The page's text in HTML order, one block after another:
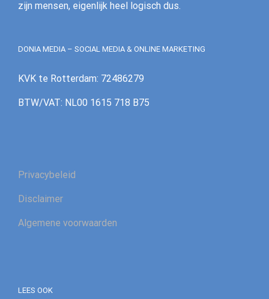
zijn mensen, eigenlijk heel logisch dus.
DONIA MEDIA – SOCIAL MEDIA & ONLINE MARKETING
KVK te Rotterdam: 72486279
BTW/VAT: NL00 1615 718 B75
Privacybeleid
Disclaimer
Algemene voorwaarden
LEES OOK